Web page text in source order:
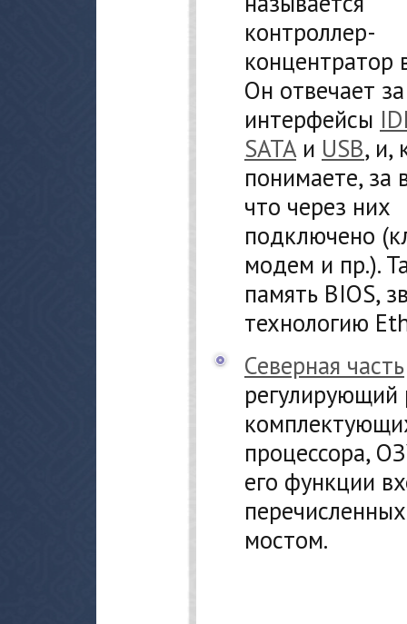
контроллер-
концентратор
Он отвечает за
интерфейсы
SATA и USB, и,
понимаете, за
что через них
подключено
модем и пр.).
память BIOS,
технологию
Северная часть
регулирующий
процессора,
его функции
мостом.